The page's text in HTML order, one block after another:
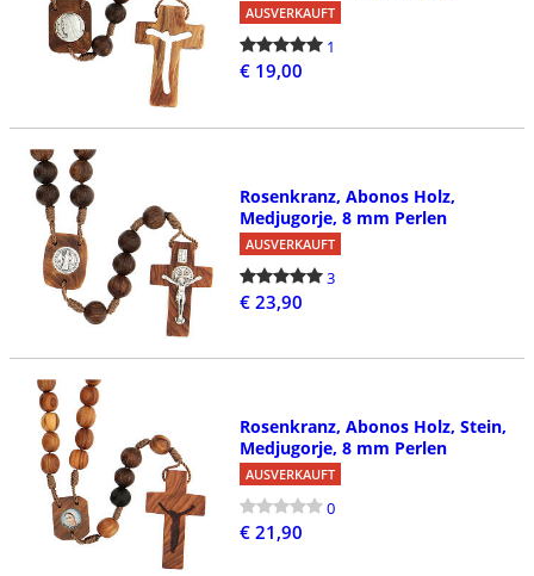
AUSVERKAUFT
1
€ 19,00
Rosenkranz, Abonos Holz,
Medjugorje, 8 mm Perlen
AUSVERKAUFT
3
€ 23,90
Rosenkranz, Abonos Holz, Stein,
Medjugorje, 8 mm Perlen
AUSVERKAUFT
0
€ 21,90